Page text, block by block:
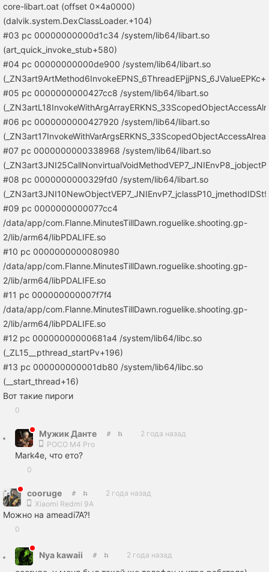
core-libart.oat (offset 0x4a0000)
(dalvik.system.DexClassLoader.+104)
#03 pc 00000000000d1c34 /system/lib64/libart.so
(art_quick_invoke_stub+580)
#04 pc 00000000000de900 /system/lib64/libart.so
#05 pc 0000000000427cc8 /system/lib64/libart.so
#06 pc 0000000000427920 /system/lib64/libart.so
#07 pc 0000000000338968 /system/lib64/libart.so
#08 pc 0000000000329fd0 /system/lib64/libart.so
#09 pc 0000000000077cc4
/data/app/com.Flanne.MinutesTillDawn.roguelike.shooting.gp-
2/lib/arm64/libPDALIFE.so
#10 pc 0000000000080980
/data/app/com.Flanne.MinutesTillDawn.roguelike.shooting.gp-
2/lib/arm64/libPDALIFE.so
#11 pc 000000000007f7f4
/data/app/com.Flanne.MinutesTillDawn.roguelike.shooting.gp-
2/lib/arm64/libPDALIFE.so
#12 pc 00000000000681a4 /system/lib64/libc.so
(_ZL15__pthread_startPv+196)
#13 pc 000000000001db80 /system/lib64/libc.so
(__start_thread+16)
Вот такие пироги
0
Мужик Данте
2 года назад
POCO M4 Pro
Mark4e, что ето?
0
cooruge
2 года назад
Xiaomi Redmi 9A
Можно на ameadi7A?!
0
Nya kawaii 2 года назад